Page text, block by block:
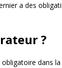
a des
?
dans